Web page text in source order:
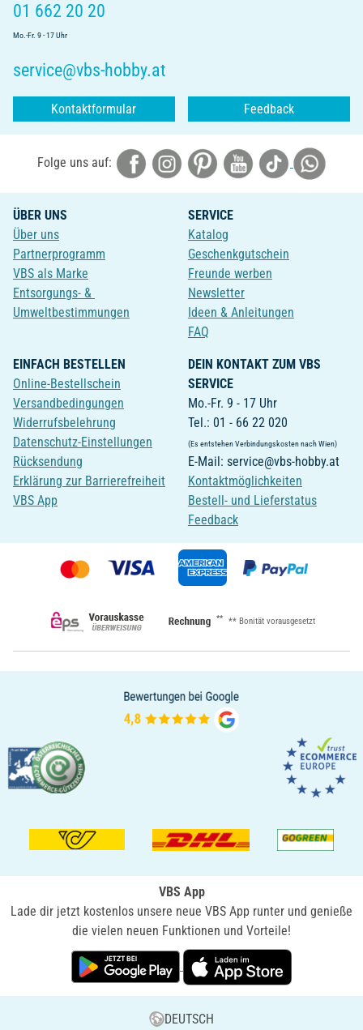
01 662 20 20
Mo.-Fr. 9 - 17 Uhr
service@vbs-hobby.at
Kontaktformular Feedback
Folge uns auf:
ÜBER UNS
Über uns
Partnerprogramm
VBS als Marke
Entsorgungs- &
Umweltbestimmungen
SERVICE
Katalog
Geschenkgutschein
Freunde werben
Newsletter
Ideen & Anleitungen
FAQ
EINFACH BESTELLEN
Online-Bestellschein
Versandbedingungen
Widerrufsbelehrung
Datenschutz-Einstellungen
Rücksendung
Erklärung zur Barrierefreiheit
VBS App
DEIN KONTAKT ZUM VBS
SERVICE
Mo.-Fr. 9 - 17 Uhr
Tel.: 01 - 66 22 020
(Es entstehen Verbindungskosten nach Wien)
E-Mail: service@vbs-hobby.at
Kontaktmöglichkeiten
Bestell- und Lieferstatus
Feedback
** ** Bonität vorausgesetzt
VBS App
Lade dir jetzt kostenlos unsere neue VBS App runter und genieße
die vielen neuen Funktionen und Vorteile!
DEUTSCH